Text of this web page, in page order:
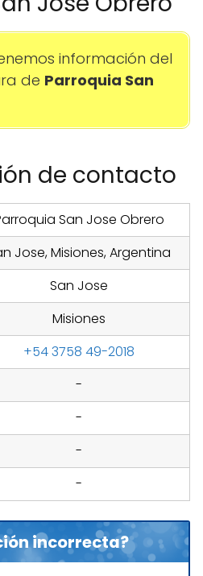
información del
de Parroquia San
de contacto
San Jose Obrero
Jose, Misiones, Argentina
San Jose
Misiones
+54 3758 49-2018
-
-
-
-
incorrecta?